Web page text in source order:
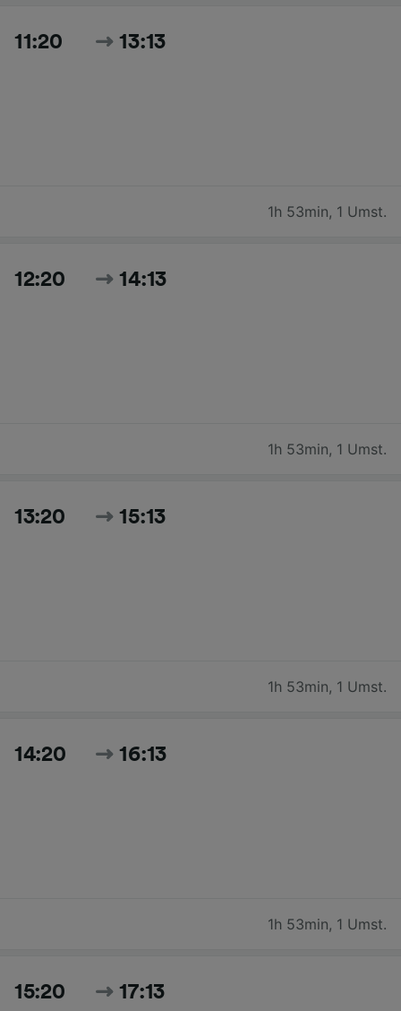
11:20 13:13
1h 53min, 1 Umst.
12:20 14:13
1h 53min, 1 Umst.
13:20 15:13
1h 53min, 1 Umst.
14:20 16:13
1h 53min, 1 Umst.
15:20 17:13